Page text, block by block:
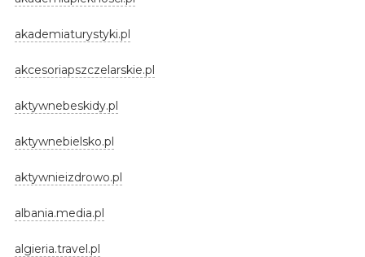
akademiaturystyki.pl
akcesoriapszczelarskie.pl
aktywnebeskidy.pl
aktywnebielsko.pl
aktywnieizdrowo.pl
albania.media.pl
algieria.travel.pl